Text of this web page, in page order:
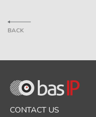
BACK
CONTACT US